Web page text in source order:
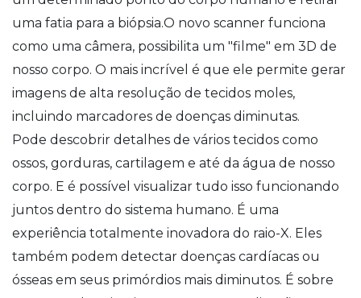
uma fatia para a biópsia.O novo scanner funciona
como uma câmera, possibilita um "filme" em 3D de
nosso corpo. O mais incrível é que ele permite gerar
imagens de alta resolução de tecidos moles,
incluindo marcadores de doenças diminutas.
Pode descobrir detalhes de vários tecidos como
ossos, gorduras, cartilagem e até da água de nosso
corpo. E é possível visualizar tudo isso funcionando
juntos dentro do sistema humano. É uma
experiência totalmente inovadora do raio-X. Eles
também podem detectar doenças cardíacas ou
ósseas em seus primórdios mais diminutos. É sobre